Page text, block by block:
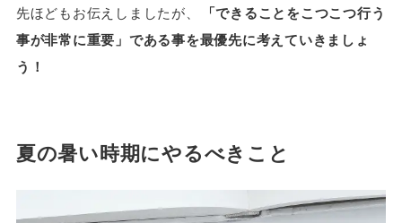
先ほどもお伝えしましたが、
「できることをこつこつ行う
事が非常に重要」である事を最優先に考えていきましょ
う！
夏の暑い時期にやるべきこと